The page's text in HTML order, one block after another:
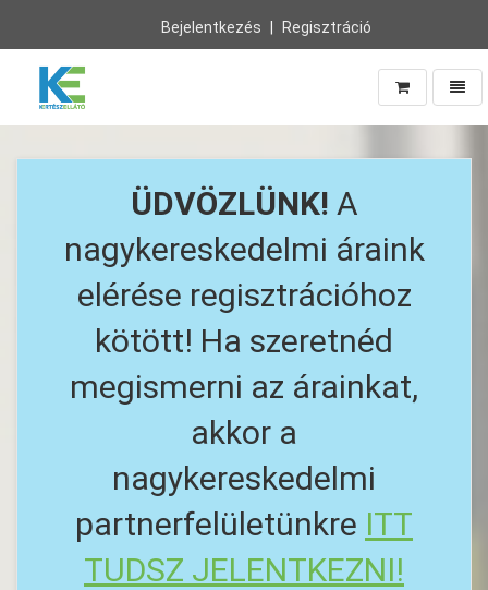
Bejelentkezés Regisztráció
Vissza
ÜDVÖZLÜNK! A
nagykereskedelmi áraink
elérése regisztrációhoz
kötött! Ha szeretnéd
megismerni az árainkat,
akkor a
nagykereskedelmi
partnerfelületünkre ITT
TUDSZ JELENTKEZNI!